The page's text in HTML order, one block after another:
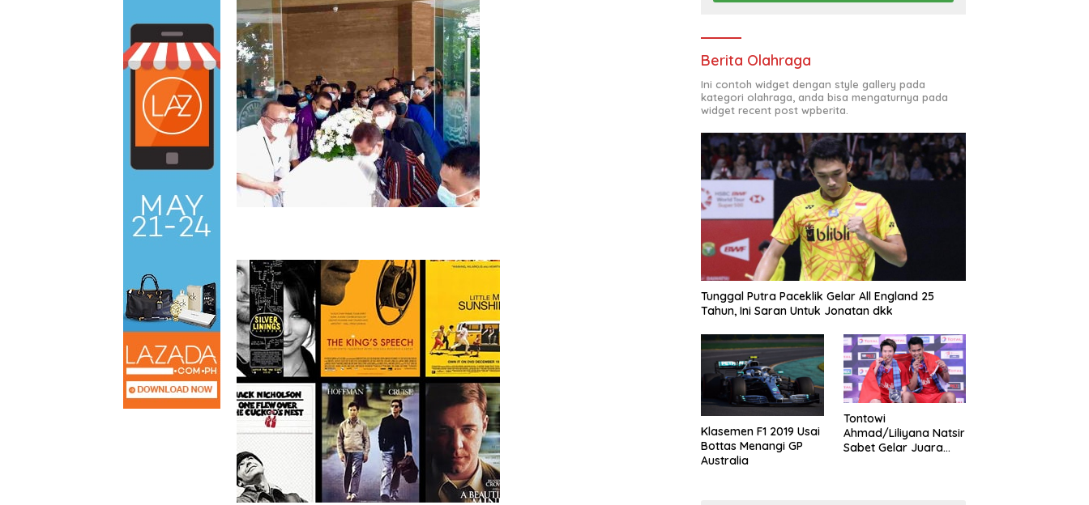
Berita Olahraga
Ini contoh widget dengan style gallery pada
kategori olahraga, anda bisa mengaturnya pada
widget recent post wpberita.
Tunggal Putra Paceklik Gelar All England 25
Tahun, Ini Saran Untuk Jonatan dkk
Klasemen F1 2019 Usai
Bottas Menangi GP
Australia
Tontowi
Ahmad/Liliyana Natsir
Sabet Gelar Juara